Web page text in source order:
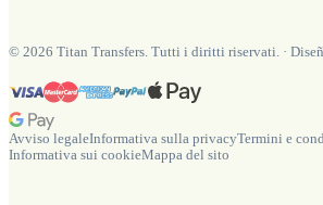
© 2026 Titan Transfers. Tutti i diritti riservati. ·
Avviso legaleInformativa sulla privacyTermini e
Informativa sui cookieMappa del sito